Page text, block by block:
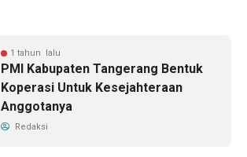
1 tahun lalu
PMI Kabupaten Tangerang Bentuk
Koperasi Untuk Kesejahteraan
Anggotanya
Redaksi